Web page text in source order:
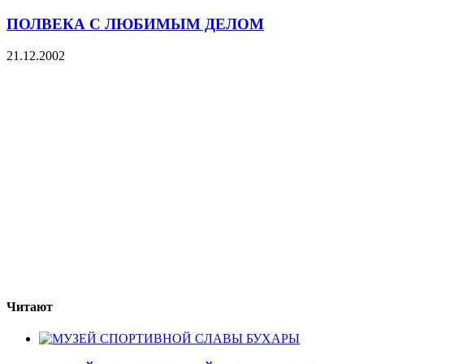
ПОЛВЕКА С ЛЮБИМЫМ ДЕЛОМ
21.12.2002
Читают